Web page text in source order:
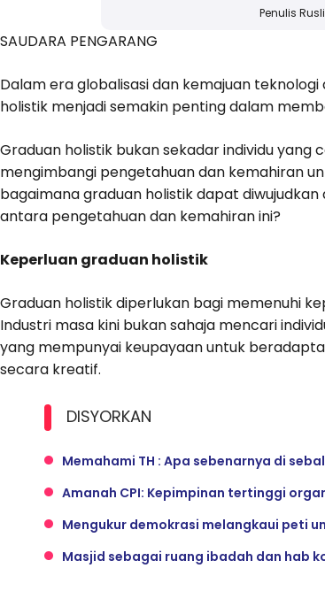
Penulis
SAUDARA PENGARANG
Dalam era globalisasi dan kemajuan
holistik menjadi semakin penting dalam
Graduan holistik bukan sekadar individu
mengimbangi pengetahuan dan kemahiran
bagaimana graduan holistik dapat
antara pengetahuan dan kemahiran ini?
Keperluan graduan holistik
Graduan holistik diperlukan bagi memenuhi
Industri masa kini bukan sahaja mencari
yang mempunyai keupayaan untuk
secara kreatif.
DISYORKAN
Memahami TH : Apa sebenarnya di
Amanah CPI: Kepimpinan tertinggi
Mengukur demokrasi melangkaui peti
Masjid sebagai ruang ibadah dan hab